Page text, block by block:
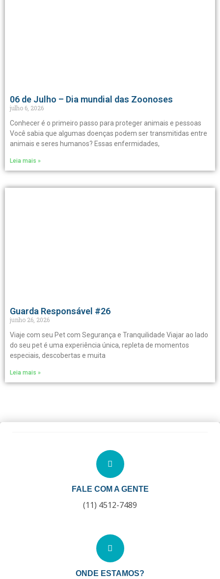
06 de Julho – Dia mundial das Zoonoses
julho 6, 2026
Conhecer é o primeiro passo para proteger animais e pessoas
Você sabia que algumas doenças podem ser transmitidas entre
animais e seres humanos? Essas enfermidades,
Leia mais »
Guarda Responsável #26
junho 26, 2026
Viaje com seu Pet com Segurança e Tranquilidade Viajar ao lado
do seu pet é uma experiência única, repleta de momentos
especiais, descobertas e muita
Leia mais »
FALE COM A GENTE
(11) 4512-7489
ONDE ESTAMOS?